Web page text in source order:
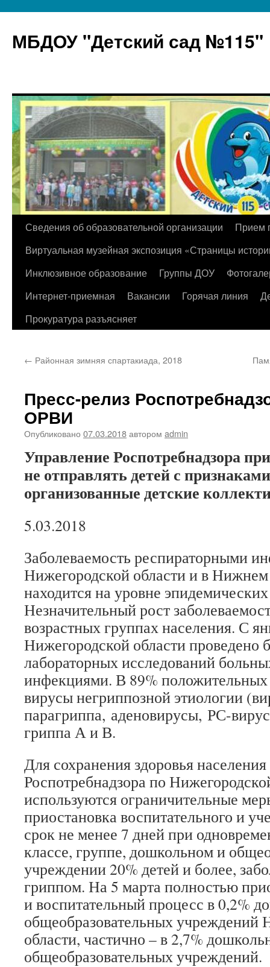
МБДОУ "Детский сад №115"
Перейти
содержимому
Сведения об образовательной организации
Прием
Виртуальная музейная экспозиция «Страницы
Инклюзивное образование
Группы ДОУ
Интернет-приемная
Вакансии Горячая линия
Прокуратура разъясняет
← Районная зимняя спартакиада, 2018
Пресс-релиз
ОРВИ
Опубликовано 07.03.2018автором admin
Управление Роспотребнадзора
не отправлять детей с
организованные детские
5.03.2018
Заболеваемость респираторными
Нижегородской области и в
находится на уровне
Незначительный рост
возрастных группах населения. С
Нижегородской области проведено
лабораторных исследований
инфекциями. В 89% положительных
вирусы негриппозной этиологии
парагриппа, аденовирусы, РС-
гриппа А и В.
Для сохранения здоровья
Роспотребнадзора по
используются ограничительные
приостановка воспитательного и
срок не менее 7 дней при
классе, группе, дошкольном и
учреждении 20% детей и более,
гриппом. На 5 марта полностью
и воспитательный процесс в 0,2%
общеобразовательных учреждений
области, частично – в 2,7%
общеобразовательных учреждений.